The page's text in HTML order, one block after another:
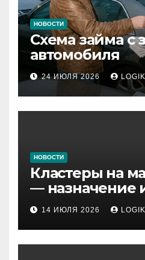
НОВОСТИ
Схема займа с
автомобиля
24 ИЮЛЯ 2026
НОВОСТИ
Кластеры на
— назначение
ранжирования
14 ИЮЛЯ 2026